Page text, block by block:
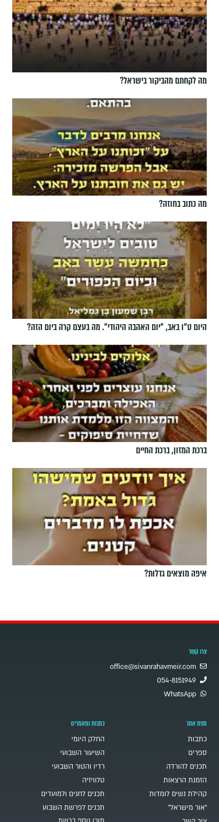
מה לקחתם מהביקור בישראל?
מה כתוב בחוזה?
היום ט"ו באב, ”יום האהבה היהודי". מה בעצם קרה ביום הזה?
ברכת המזון, ברכת החיים
איפה מוצאים גדלות?
צרו קשר
office@sivanrahavmeir.com
054-8151949
WhatsApp
מפת אתר
כתבות
ספרים
תכנים להורדה
הזמנת הרצאות
קהילת נשים לומדות
"אור מישראל"
כתבות ומאמרים
החלק היומי
השיעור השבועי
רדיו והטור השבועי
טלוויזיה
תכנים לחגים ולמועדים
תכנים לפרשת השבוע